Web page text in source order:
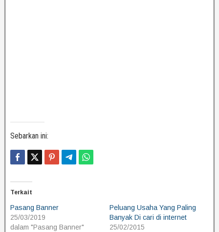
Sebarkan ini:
Terkait
Pasang Banner
25/03/2019
dalam "Pasang Banner"
Peluang Usaha Yang Paling
Banyak Di cari di internet
25/02/2015